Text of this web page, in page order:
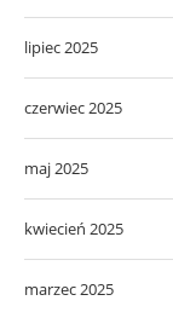
lipiec 2025
czerwiec 2025
maj 2025
kwiecień 2025
marzec 2025